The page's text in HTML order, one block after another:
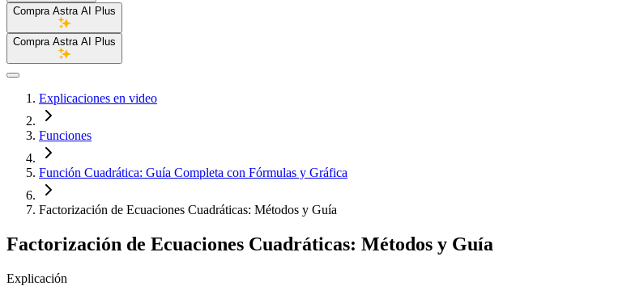
Compra Astra AI Plus
Compra Astra AI Plus
Explicaciones en video
Funciones
Función Cuadrática: Guía Completa con Fórmulas y Gráfica
Factorización de Ecuaciones Cuadráticas: Métodos y Guía
Factorización de Ecuaciones Cuadráticas: Métodos y Guía
Explicación